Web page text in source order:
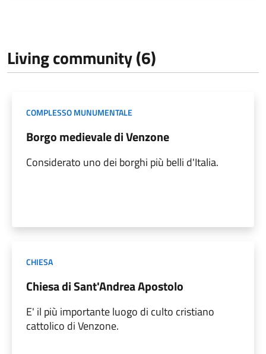
Living community (6)
COMPLESSO MUNUMENTALE
Borgo medievale di Venzone
Considerato uno dei borghi più belli d'Italia.
CHIESA
Chiesa di Sant'Andrea Apostolo
E' il più importante luogo di culto cristiano
cattolico di Venzone.